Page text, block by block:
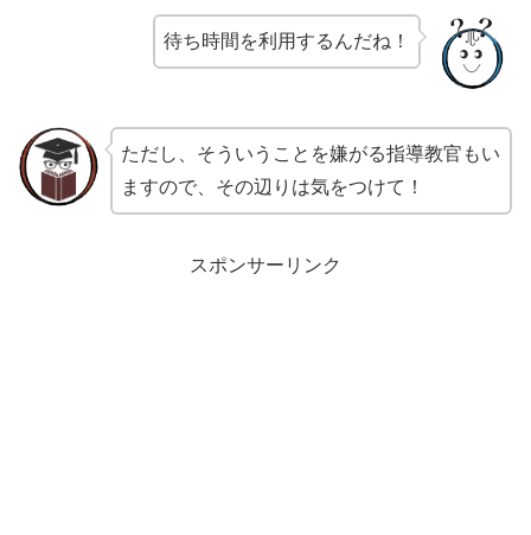
待ち時間を利用するんだね！
ただし、そういうことを嫌がる指導教官もい
ますので、その辺りは気をつけて！
スポンサーリンク